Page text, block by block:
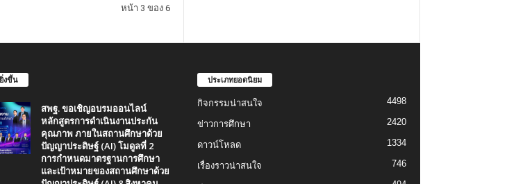
หน้า 3 ของ 6
งขึ้น
สพฐ. ขอเชิญอบรมออนไลน์
หลักสูตรการดำเนินงานประกัน
คุณภาพ ภายในสถานศึกษาด้วย
ปัญญาประดิษฐ์ (AI) โมดูลที่ 2
การกำหนดมาตรฐานการศึกษา
และเป้าหมายของสถานศึกษาด้วย
ประเภทยอดนิยม
กิจกรรมน่าสนใจ 4498
ข่าวการศึกษา 2420
ดาวน์โหลด 1334
เรื่องราวน่าสนใจ 746